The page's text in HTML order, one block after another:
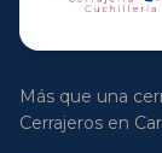
Más que una
Cerrajeros en